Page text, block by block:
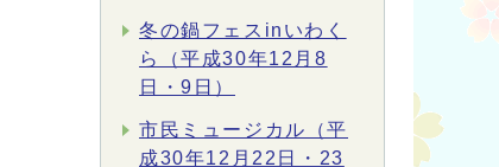
冬の鍋フェスinいわく
ら（平成30年12月8
日・9日）
市民ミュージカル（平
成30年12月22日・23